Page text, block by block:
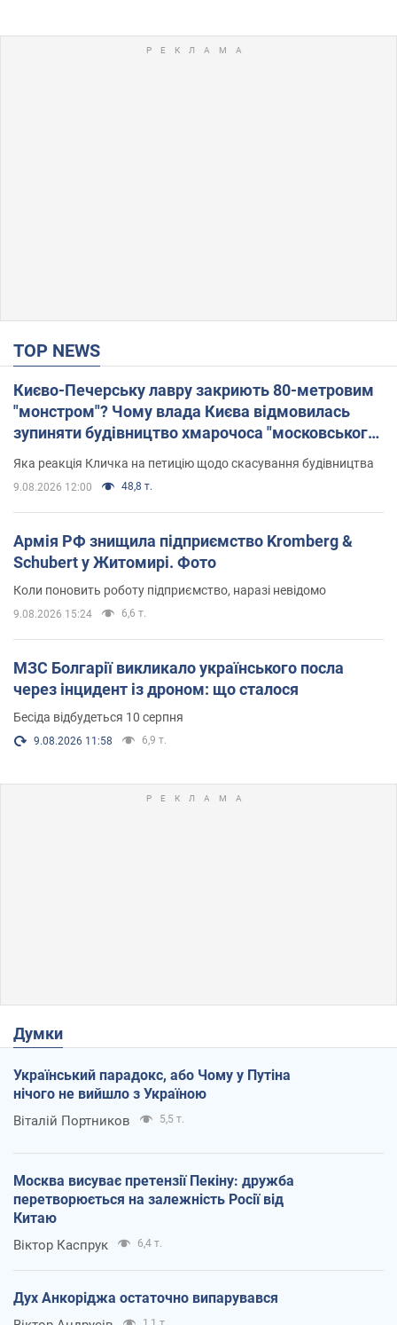
TOP NEWS
Києво-Печерську лавру закриють 80-метровим
"монстром"? Чому влада Києва відмовилась
зупиняти будівництво хмарочоса "московського
вірянина"
Яка реакція Кличка на петицію щодо скасування будівництва
9.08.2026 12:00 48,8 т.
Армія РФ знищила підприємство Kromberg &
Schubert у Житомирі. Фото
Коли поновить роботу підприємство, наразі невідомо
9.08.2026 15:24 6,6 т.
МЗС Болгарії викликало українського посла
через інцидент із дроном: що сталося
Бесіда відбудеться 10 серпня
9.08.2026 11:58 6,9 т.
Думки
Український парадокс, або Чому у Путіна
нічого не вийшло з Україною
Віталій Портников 5,5 т.
Москва висуває претензії Пекіну: дружба
перетворюється на залежність Росії від
Китаю
Віктор Каспрук 6,4 т.
Дух Анкоріджа остаточно випарувався